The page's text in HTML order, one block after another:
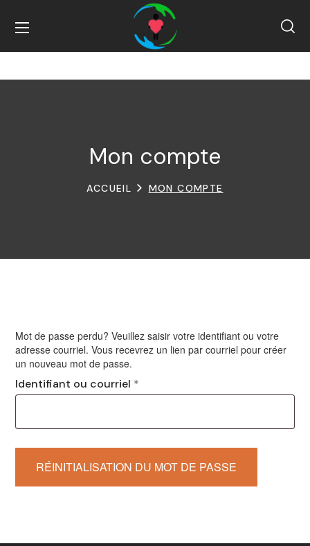
Mon compte
ACCUEIL MON COMPTE
Mot de passe perdu? Veuillez saisir votre identifiant ou votre
adresse courriel. Vous recevrez un lien par courriel pour créer
un nouveau mot de passe.
Identifiant ou courriel *
RÉINITIALISATION DU MOT DE PASSE